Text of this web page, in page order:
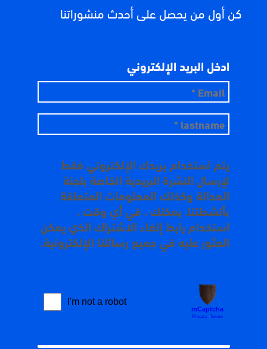
كن أول من يحصل على أحدث منشوراتنا
ادخل البريد الإلكتروني
يتم استخدام بريدك الإلكتروني فقط
لإرسال النشرة البريدية الخاصة بلجنة
العدالة وكذلك المعلومات المتعلقة
بأنشطتنا. يمكنك ، في أي وقت ،
استخدام رابط إلغاء الاشتراك الذي يمكن
العثور عليه في جميع رسائلنا الإلكترونية.